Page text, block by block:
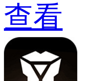
查看